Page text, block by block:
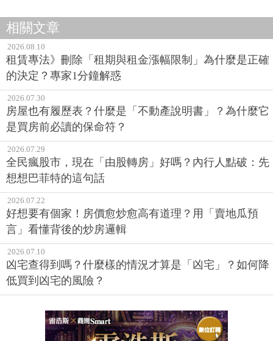
相關文章
2026.08.10
租賃專法》刪除「租期與租金漲幅限制」為什麼是正確
的決定？專家1分鐘解惑
2026.07.30
房屋也有履歷表？什麼是「不動產說明書」？為什麼它
是買房前必讀的保命符？
2026.07.29
全民瘋股市，現在「由股轉房」好嗎？內行人點破：先
想想巴菲特的這句話
2026.07.22
好想要有個家！房價愈炒愈高有道理？用「賣地瓜預
言」看懂背後的炒房邏輯
2026.07.10
凶宅查得到嗎？什麼樣的情況才算是「凶宅」？如何降
低買到凶宅的風險？